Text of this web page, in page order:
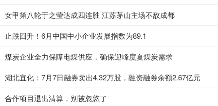
女甲第八轮于之莹达成四连胜 江苏茅山主场不敌成都
止跌回升！6月中国中小企业发展指数为89.1
煤炭企业全力保障电煤供应，确保迎峰度夏煤炭需求
湖北宜化：7月7日融券卖出4.32万股，融资融券余额2.67亿元
合作项目退出清算，别被忽悠了